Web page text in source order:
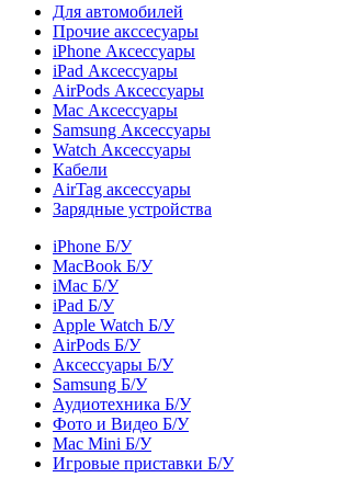
Для автомобилей
Прочие акссесуары
iPhone Аксессуары
iPad Аксессуары
AirPods Аксессуары
Mac Аксессуары
Samsung Аксессуары
Watch Аксессуары
Кабели
AirTag аксессуары
Зарядные устройства
iPhone Б/У
MacBook Б/У
iMac Б/У
iPad Б/У
Apple Watch Б/У
AirPods Б/У
Аксессуары Б/У
Samsung Б/У
Аудиотехника Б/У
Фото и Видео Б/У
Mac Mini Б/У
Игровые приставки Б/У